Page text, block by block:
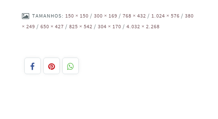
TAMANHOS: 150 × 150 / 300 × 169 / 768 × 432 / 1.024 × 576 / 380
× 249 / 650 × 427 / 825 × 542 / 304 × 170 / 4.032 × 2.268